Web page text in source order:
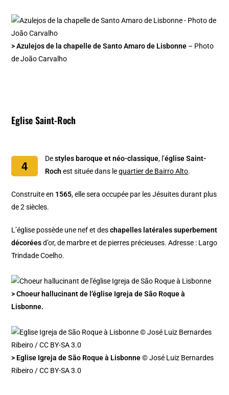
> Azulejos de la chapelle de Santo Amaro de Lisbonne – Photo
de João Carvalho
Eglise Saint-Roch
Destyles baroque et néo-classique, l’église Saint-
Roch est située dans lequartier de Bairro Alto.
Construite en 1565, elle sera occupée par les Jésuites durant plus
de 2 siècles.
L’église possède une nef et deschapelles latérales superbement
décoréesd’or, de marbre et de pierres précieuses. Adresse : Largo
Trindade Coelho.
> Choeur hallucinant de l’église Igreja de São Roque à
Lisbonne.
> Eglise Igreja de São Roque à Lisbonne© José Luiz Bernardes
Ribeiro / CC BY-SA 3.0